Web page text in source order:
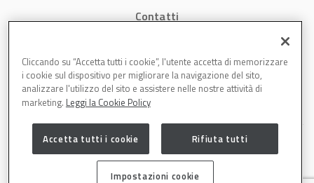
Contatti
Cookies
Cliccando su “Accetta tutti i cookie”, l'utente accetta di memorizzare
i cookie sul dispositivo per migliorare la navigazione del sito,
analizzare l'utilizzo del sito e assistere nelle nostre attività di
marketing. Leggi la Cookie Policy
Accetta tutti i cookie Rifiuta tutti
Impostazioni cookie